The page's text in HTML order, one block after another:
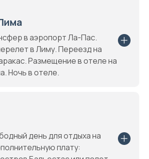
в аэропорт Ла-Пас.
в Лиму. Переезд на
Размещение в отеле на
Ночь в отеле.
день для отдыха на
плату: